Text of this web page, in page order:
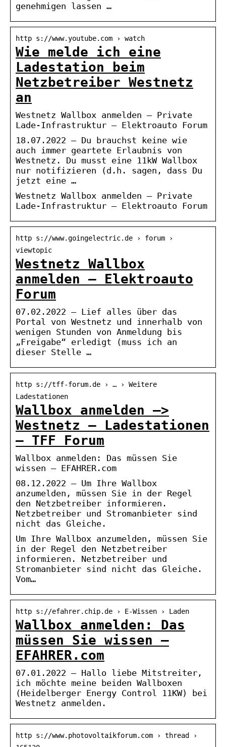
genehmigen lassen …
http s://www.youtube.com › watch
Wie melde ich eine
Ladestation beim
Netzbetreiber Westnetz
an
Westnetz Wallbox anmelden – Private
Lade-Infrastruktur – Elektroauto Forum
18.07.2022 — Du brauchst keine wie
auch immer geartete Erlaubnis von
Westnetz. Du musst eine 11kW Wallbox
nur notifizieren (d.h. sagen, dass Du
jetzt eine …
Westnetz Wallbox anmelden – Private
Lade-Infrastruktur – Elektroauto Forum
http s://www.goingelectric.de › forum ›
viewtopic
Westnetz Wallbox
anmelden – Elektroauto
Forum
07.02.2022 — Lief alles über das
Portal von Westnetz und innerhalb von
wenigen Stunden von Anmeldung bis
„Freigabe“ erledigt (muss ich an
dieser Stelle …
http s://tff-forum.de › … › Weitere
Ladestationen
Wallbox anmelden –>
Westnetz – Ladestationen
– TFF Forum
Wallbox anmelden: Das müssen Sie
wissen – EFAHRER.com
08.12.2022 — Um Ihre Wallbox
anzumelden, müssen Sie in der Regel
den Netzbetreiber informieren.
Netzbetreiber und Stromanbieter sind
nicht das Gleiche.
Um Ihre Wallbox anzumelden, müssen Sie
in der Regel den Netzbetreiber
informieren. Netzbetreiber und
Stromanbieter sind nicht das Gleiche.
Vom…
http s://efahrer.chip.de › E-Wissen › Laden
Wallbox anmelden: Das
müssen Sie wissen –
EFAHRER.com
07.01.2022 — Hallo liebe Mitstreiter,
ich möchte meine beiden Wallboxen
(Heidelberger Energy Control 11KW) bei
Westnetz anmelden.
http s://www.photovoltaikforum.com › thread ›